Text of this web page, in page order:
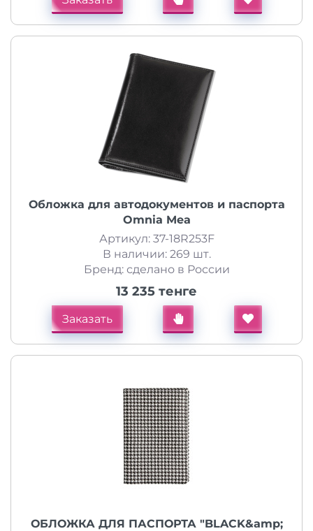
Обложка для автодокументов и паспорта
Omnia Mea
Артикул: 37-18R253F
В наличии: 269 шт.
Бренд: сделано в России
13 235 тенге
Заказать
ОБЛОЖКА ДЛЯ ПАСПОРТА "BLACK&amp;